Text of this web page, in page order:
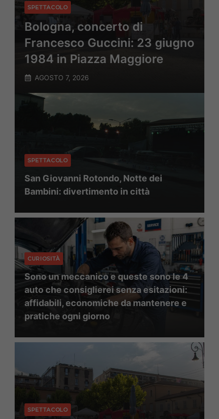
SPETTACOLO
Bologna, concerto di
Francesco Guccini: 23 giugno
1984 in Piazza Maggiore
AGOSTO 7, 2026
SPETTACOLO
San Giovanni Rotondo, Notte dei
Bambini: divertimento in città
CURIOSITÀ
Sono un meccanico e queste sono le 4
auto che consiglierei senza esitazioni:
affidabili, economiche da mantenere e
pratiche ogni giorno
SPETTACOLO